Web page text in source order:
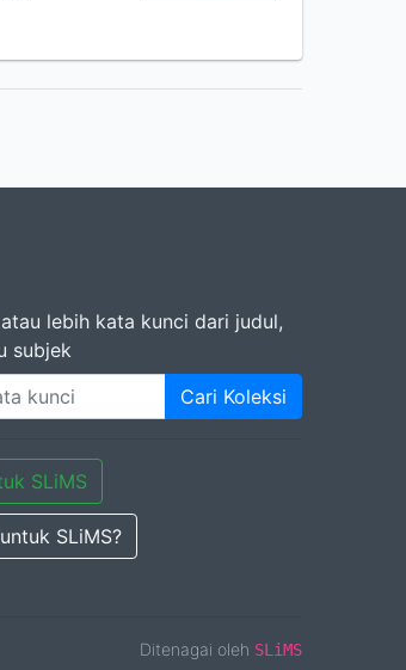
lebih kata kunci dari judul,
subjek
Cari Koleksi
SLiMS
SLiMS?
Ditenagai oleh SLiMS